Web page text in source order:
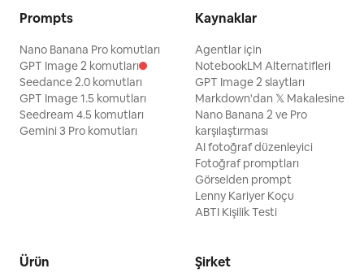
Prompts
Nano Banana Pro komutları
GPT Image 2 komutları
Seedance 2.0 komutları
GPT Image 1.5 komutları
Seedream 4.5 komutları
Gemini 3 Pro komutları
Kaynaklar
Agentlar için
NotebookLM Alternatifleri
GPT Image 2 slaytları
Markdown'dan 𝕏 Makalesine
Nano Banana 2 ve Pro
karşılaştırması
AI fotoğraf düzenleyici
Fotoğraf promptları
Görselden prompt
Lenny Kariyer Koçu
ABTI Kişilik Testi
Ürün Şirket